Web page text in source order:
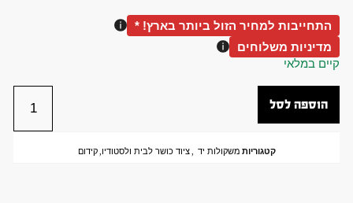
התחייבות למחיר הזול ביותר בארץ! *
מדיניות משלוחים
קיים במלאי
הוספה לסל
קטגוריות משקולות יד ,ציוד כושר לבית ולסטודיו,קידום